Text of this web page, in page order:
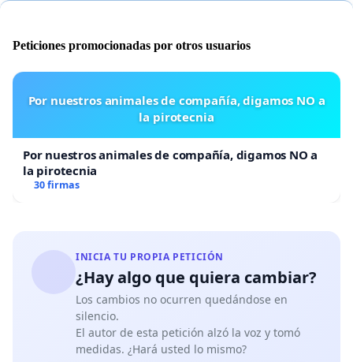
y el contenido.
4) Se capacitea representantes electos y su personal
en el uso de los medios sociales para una mejor
comunicación y accesibilidad al público en General.
inquietudes e incentivar la participación de los
ciudadanos.
Peticiones promocionadas por otros usuarios
Por nuestros animales de compañía, digamos NO a
la pirotecnia
Por nuestros animales de compañía, digamos NO a
la pirotecnia
30 firmas
INICIA TU PROPIA PETICIÓN
¿Hay algo que quiera cambiar?
Los cambios no ocurren quedándose en
silencio.
El autor de esta petición alzó la voz y tomó
medidas. ¿Hará usted lo mismo?